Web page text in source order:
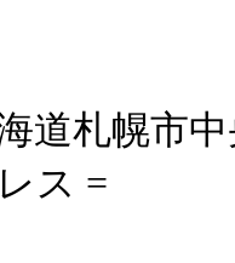
道札幌市
ス =